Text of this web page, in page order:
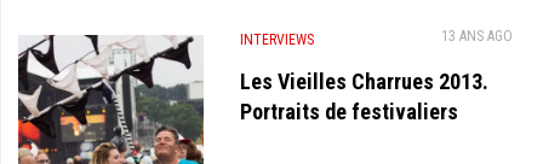
INTERVIEWS 13 ANS AGO
Les Vieilles Charrues 2013.
Portraits de festivaliers